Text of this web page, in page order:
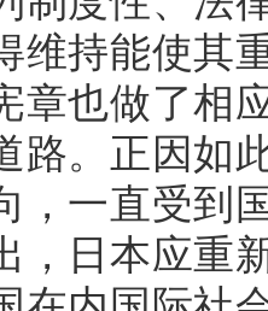
维持能使其
章也做了相
路。正因如
，一直受到
，日本应重